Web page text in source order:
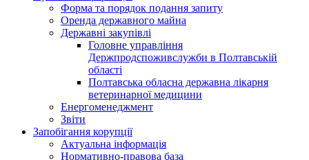
Форма та порядок подання запиту
Оренда державного майна
Державні закупівлі
Головне управління
Держпродспоживслужби в Полтавській
області
Полтавська обласна державна лікарня
ветеринарної медицини
Енергоменеджмент
Звіти
Запобігання корупції
Актуальна інформація
Нормативно-правова база